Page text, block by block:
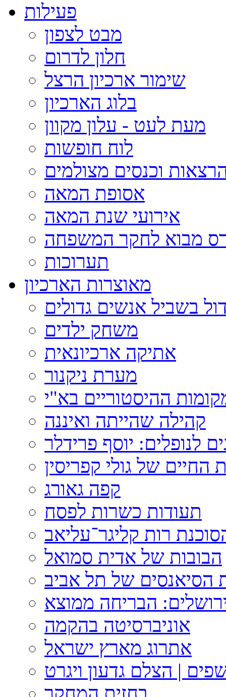
פעילות
מבט לצפון
חלון לדרום
שימור ארכיון הרצל
בלוג הארכיון
מעת לעט - עלון מקוון
לוח חופשות
וכנסים מצולמים
אסופת המאה
אירועי שנת המאה
מבוא לחקר המשפחה
תערוכות
מאוצרות הארכיון
בשביל אנשים גדולים
משחק ילדים
אתיקה ארכיונאית
מערת ניקנור
ההיסטוריים בא"י
קהילה שהייתה ואיננה
לנופלים: יוסף פרידלר
החיים של גולי קפריסין
קפה גאורג
תעודות כשרות לפסח
רות קליגר־עליאב
הבובות של אדית סמואל
של תל אביב
הבריחה ממוצא
אוניברסיטה בהקמה
אתרוג מארץ ישראל
| הצלם גדעון ויגרט